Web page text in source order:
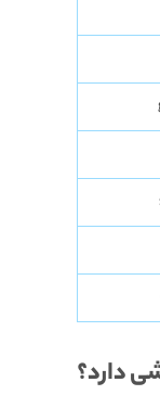
دارد؟